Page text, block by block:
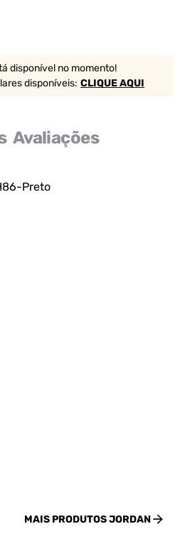
disponível no momento!
disponíveis: CLIQUE AQUI
Avaliações
MAIS PRODUTOSJORDAN